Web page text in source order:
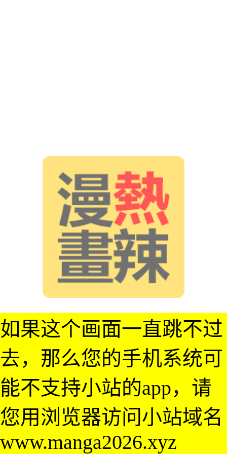
如果这个画面一直跳不过
去，那么您的手机系统可
能不支持小站的app，请
您用浏览器访问小站域名
www.manga2026.xyz